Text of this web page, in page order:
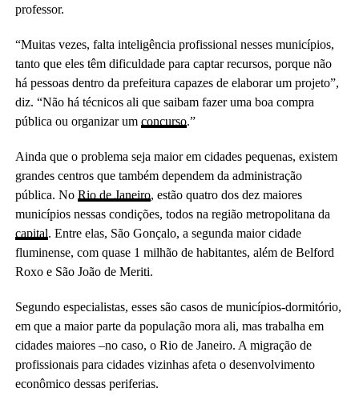
professor.
“Muitas vezes, falta inteligência profissional nesses municípios,
tanto que eles têm dificuldade para captar recursos, porque não
há pessoas dentro da prefeitura capazes de elaborar um projeto”,
diz. “Não há técnicos ali que saibam fazer uma boa compra
pública ou organizar um concurso.”
Ainda que o problema seja maior em cidades pequenas, existem
grandes centros que também dependem da administração
pública. No Rio de Janeiro, estão quatro dos dez maiores
municípios nessas condições, todos na região metropolitana da
capital. Entre elas, São Gonçalo, a segunda maior cidade
fluminense, com quase 1 milhão de habitantes, além de Belford
Roxo e São João de Meriti.
Segundo especialistas, esses são casos de municípios-dormitório,
em que a maior parte da população mora ali, mas trabalha em
cidades maiores –no caso, o Rio de Janeiro. A migração de
profissionais para cidades vizinhas afeta o desenvolvimento
econômico dessas periferias.